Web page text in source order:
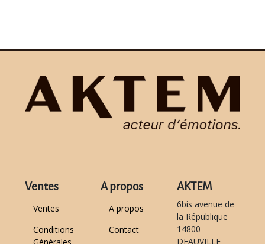
Ventes
Ventes
Conditions
A propos
A propos
Contact
AKTEM
6bis avenue de
la République
14800
DEAUVILLE